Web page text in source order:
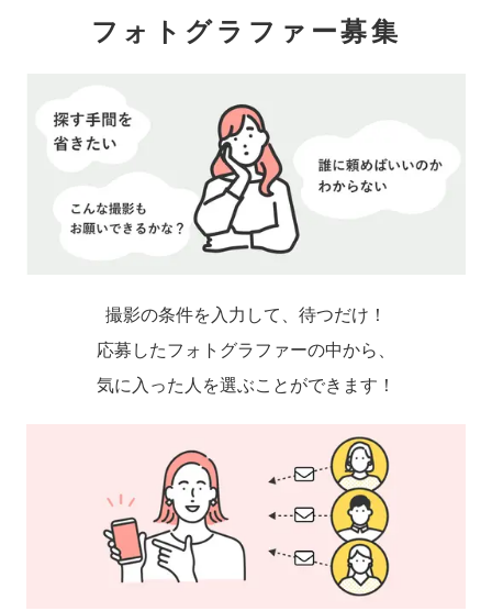
フォトグラファー募集
撮影の条件を入力して、待つだけ！
応募したフォトグラファーの中から、
気に入った人を選ぶことができます！